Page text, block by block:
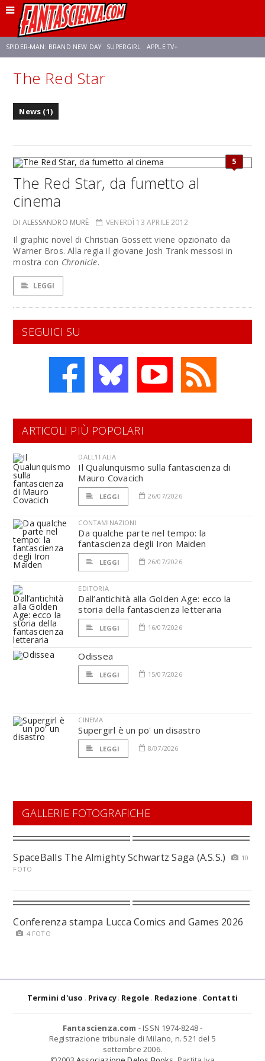
SPIDER-MAN: BRAND NEW DAY SUPERGIRL APPLE TV+
FRANCO RICCIARDIELLO ZENDAYA
The Red Star
News (1)
5
The Red Star, da fumetto al
cinema
DI ALESSANDRO MURÈ VENERDÌ 13 APRILE 2012
Il graphic novel di Christian Gossett viene opzionato da
Warner Bros. Alla regia il giovane Josh Trank messosi in
mostra con Chronicle.
LEGGI
SEGUICI SU
ARTICOLI PIÙ POPOLARI
DALL'ITALIA
Il Qualunquismo sulla fantascienza di
Mauro Covacich
LEGGI 26/07/2026
CONTAMINAZIONI
Da qualche parte nel tempo: la
fantascienza degli Iron Maiden
LEGGI 26/07/2026
EDITORIA
Dall’antichità alla Golden Age: ecco la
storia della fantascienza letteraria
LEGGI 16/07/2026
Odissea
LEGGI 15/07/2026
CINEMA
Supergirl è un po' un disastro
LEGGI 8/07/2026
GALLERIE FOTOGRAFICHE
SpaceBalls The Almighty Schwartz Saga (A.S.S.)
10
FOTO
Conferenza stampa Lucca Comics and Games 2026
4 FOTO
Termini d'uso Privacy Regole Redazione Contatti
Fantascienza.com - ISSN 1974-8248 -
Registrazione tribunale di Milano, n. 521 del 5
settembre 2006.